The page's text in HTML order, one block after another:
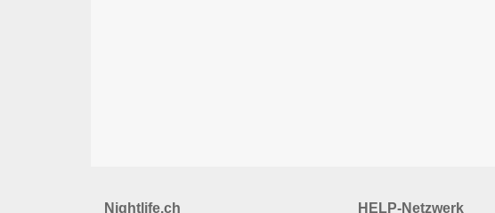
Nightlife.ch HELP-Netzwerk